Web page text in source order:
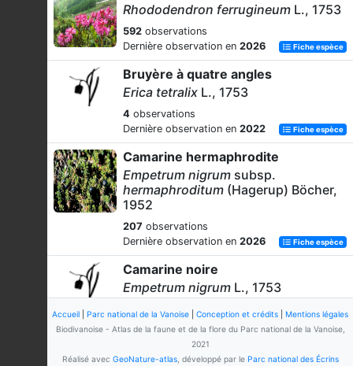
Rhododendron ferrugineum L., 1753
592 observations
Dernière observation en 2026 Fiche espèce
Bruyère à quatre angles
Erica tetralix L., 1753
4 observations
Dernière observation en 2022 Fiche espèce
Camarine hermaphrodite
Empetrum nigrum subsp.
hermaphroditum (Hagerup) Böcher,
1952
207 observations
Dernière observation en 2026 Fiche espèce
Camarine noire
Empetrum nigrum L., 1753
observations
Dernière observation en
2021 Fiche espèce
Bruyère carnée
Accueil Parc national de la Vanoise Conception et crédits
Mentions légales
Biodivanoise - Atlas de la faune et de la flore du Parc national de la Vanoise,
2021
Réalisé avec GeoNature-atlas, développé par le Parc national des Écrins